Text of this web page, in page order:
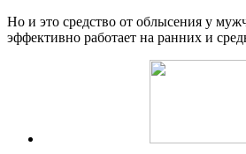
Но и это средство от облысения у
эффективно работает на ранних и